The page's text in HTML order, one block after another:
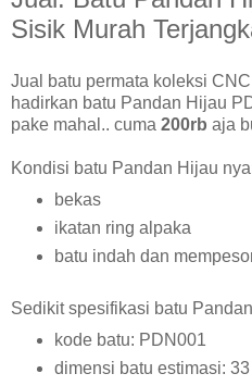
Sisik Murah
Jual batu permata koleksi
hadirkan batu Pandan Hijau
pake mahal.. cuma 200rb aja
Kondisi batu Pandan Hijau
bekas
ikatan ring alpaka
batu indah dan
Sedikit spesifikasi batu
kode batu: PDN001
dimensi batu estimasi: